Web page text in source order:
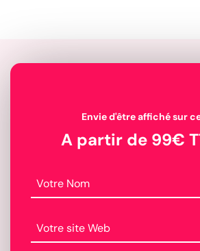
Envie d'être affiché sur
A partir de 99€